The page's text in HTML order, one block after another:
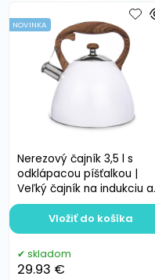
Nerezový čajník 3,5 l s
odklápacou píšťalkou |
Veľký čajník na indukciu a
plyn
NOVINKA
skladom
29.93 €
Vložiť do košíka